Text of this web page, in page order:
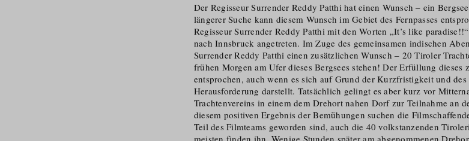
Der Regisseur Surrender Reddy Patthi hat einen Wunsch – ein
längerer Suche kann diesem Wunsch im Gebiet des Fernpasses
Regisseur Surrender Reddy Patthi mit den Worten „It’s like
nach Innsbruck angetreten. Im Zuge des gemeinsamen indischen
Surrender Reddy Patthi einen zusätzlichen Wunsch – 20 Tiroler
frühen Morgen am Ufer dieses Bergsees stehen! Der Erfüllung dieses
entsprochen, auch wenn es sich auf Grund der Kurzfristigkeit und des
Herausforderung darstellt. Tatsächlich gelingt es aber kurz vor
Trachtenvereins in einem dem Drehort nahen Dorf zur Teilnahme an
diesem positiven Ergebnis der Bemühungen suchen die
Teil des Filmteams geworden sind, auch die 40 volkstanzenden
meisten finden ihn. Wenige Stunden später am abgenommenen